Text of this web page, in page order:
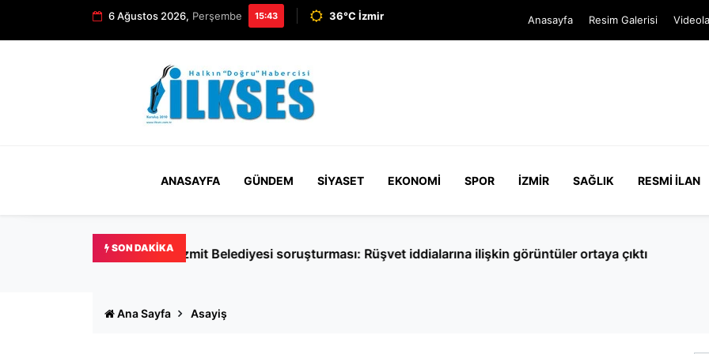
6 Ağustos 2026, Perşembe 15:43 36°C İzmir Anasayfa Resim Galerisi
ANASAYFA GÜNDEM SIYASET EKONOMI SPOR İZMIR SAĞLIK RESMI İLAN
SON DAKIKA AHBAP dosyasında dikkat çeken MASAK raporu: Hangi ünlü ne kadar bağış yaptı?
Ana Sayfa Asayiş